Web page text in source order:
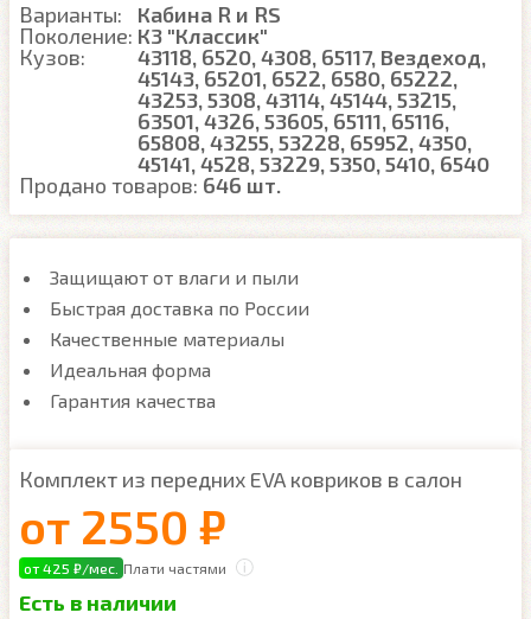
Варианты:
Кабина R и RS
Поколение: К3 "Классик"
Кузов:
43118, 6520, 4308, 65117, Вездеход,
45143, 65201, 6522, 6580, 65222,
43253, 5308, 43114, 45144, 53215,
63501, 4326, 53605, 65111, 65116,
65808, 43255, 53228, 65952, 4350,
45141, 4528, 53229, 5350, 5410, 6540
Продано товаров: 646 шт.
Защищают от влаги и пыли
Быстрая доставка по России
Качественные материалы
Идеальная форма
Гарантия качества
Комплект из передних EVA ковриков в салон
от 2550 ₽
от 425 ₽/мес. Плати частями
Есть в наличии